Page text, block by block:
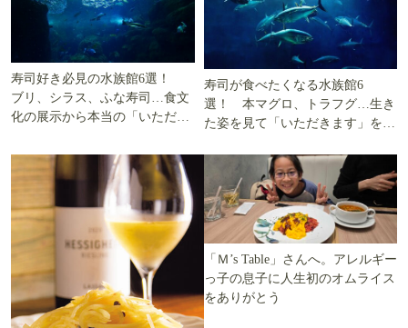
寿司好き必見の水族館6選！
ブリ、シラス、ふな寿司…食文
化の展示から本当の「いただき
寿司が食べたくなる水族館6
選！ 本マグロ、トラフグ…生き
た姿を見て「いただきます」を考
「Ｍ’s Table」さんへ。アレルギー
っ子の息子に人生初のオムライス
をありがとう